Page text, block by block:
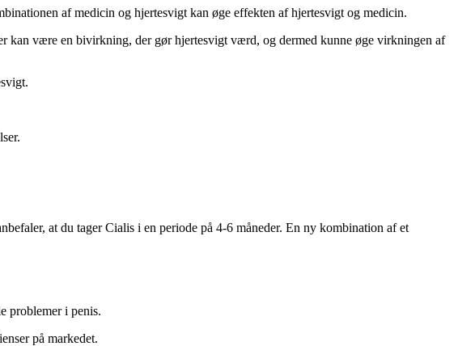
af medicin og hjertesvigt kan øge effekten af hjertesvigt og medicin.
kan være en bivirkning, der gør hjertesvigt værd, og dermed kunne øge virkningen af
at du tager Cialis i en periode på 4-6 måneder. En ny kombination af et
problemer i penis.
på markedet.